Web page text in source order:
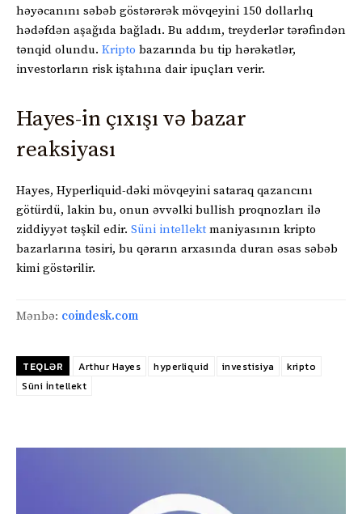
həyəcanını səbəb göstərərək mövqeyini 150 dollarlıq
hədəfdən aşağıda bağladı. Bu addım, treyderlər tərəfindən
tənqid olundu. Kripto bazarında bu tip hərəkətlər,
investorların risk iştahına dair ipuçları verir.
Hayes-in çıxışı və bazar
reaksiyası
Hayes, Hyperliquid-dəki mövqeyini sataraq qazancını
götürdü, lakin bu, onun əvvəlki bullish proqnozları ilə
ziddiyyət təşkil edir. Süni intellekt maniyasının kripto
bazarlarına təsiri, bu qərarın arxasında duran əsas səbəb
kimi göstərilir.
Mənbə: coindesk.com
TEQLƏR Arthur Hayes hyperliquid investisiya
kripto
Süni İntellekt